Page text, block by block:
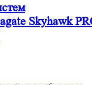
Skyhawk